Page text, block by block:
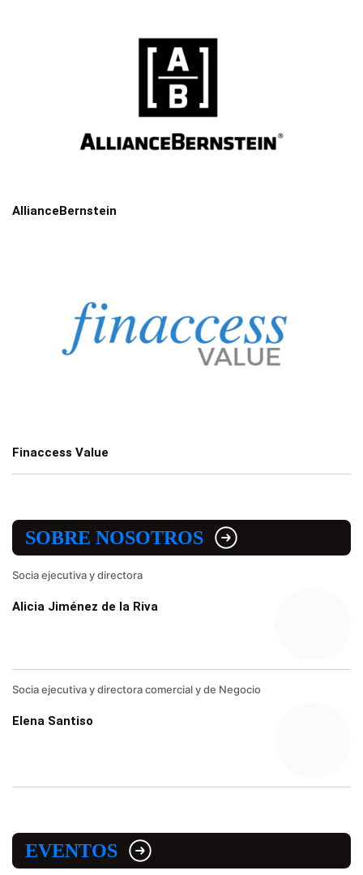
AllianceBernstein
Finaccess Value
SOBRE NOSOTROS
Socia ejecutiva y directora
Alicia Jiménez de la Riva
Socia ejecutiva y directora comercial y de Negocio
Elena Santiso
EVENTOS